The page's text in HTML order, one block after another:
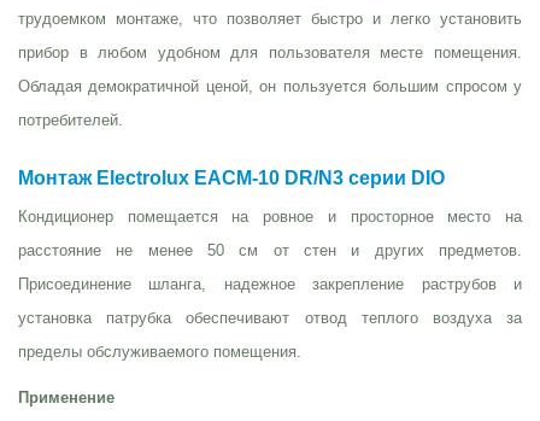
трудоемком монтаже, что позволяет быстро и легко установить
прибор в любом удобном для пользователя месте помещения.
Обладая демократичной ценой, он пользуется большим спросом у
потребителей.
Монтаж Electrolux EACM-10 DR/N3 серии DIO
Кондиционер помещается на ровное и просторное место на
расстояние не менее 50 см от стен и других предметов.
Присоединение шланга, надежное закрепление раструбов и
установка патрубка обеспечивают отвод теплого воздуха за
пределы обслуживаемого помещения.
Применение